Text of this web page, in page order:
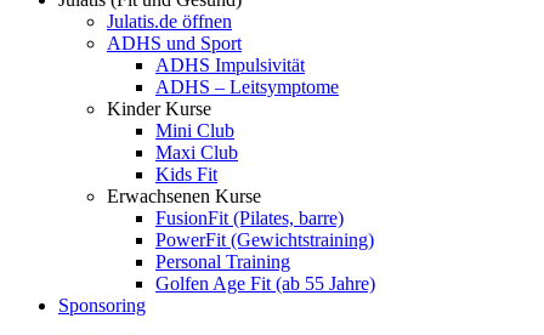
Julatis.de öffnen
ADHS und Sport
ADHS Impulsivität
ADHS – Leitsymptome
Kinder Kurse
Mini Club
Maxi Club
Kids Fit
Erwachsenen Kurse
FusionFit (Pilates, barre)
PowerFit (Gewichtstraining)
Personal Training
Golfen Age Fit (ab 55 Jahre)
Sponsoring